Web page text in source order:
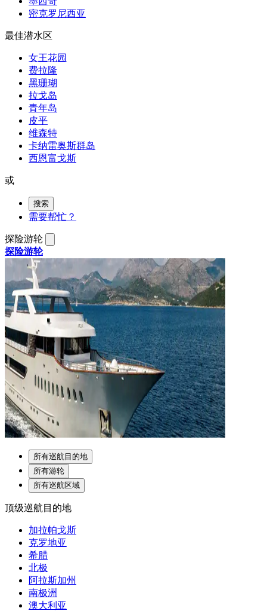
密克罗尼西亚
最佳潜水区
女王花园
费拉隆
黑珊瑚
拉戈岛
青年岛
皮平
维森特
卡纳雷奥斯群岛
西恩富戈斯
或
搜索
需要帮忙？
探险游轮
探险游轮
所有巡航目的地
所有游轮
所有巡航区域
顶级巡航目的地
加拉帕戈斯
克罗地亚
希腊
北极
阿拉斯加州
南极洲
澳大利亚